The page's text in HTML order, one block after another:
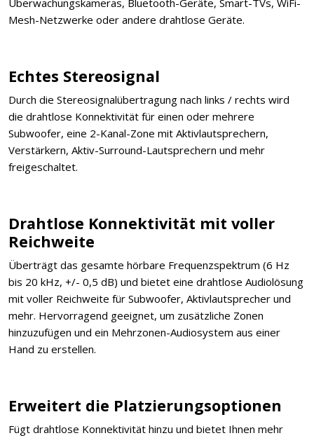
Überwachungskameras, Bluetooth-Geräte, Smart-TVs, WiFi-
Mesh-Netzwerke oder andere drahtlose Geräte.
Echtes Stereosignal
Durch die Stereosignalübertragung nach links / rechts wird
die drahtlose Konnektivität für einen oder mehrere
Subwoofer, eine 2-Kanal-Zone mit Aktivlautsprechern,
Verstärkern, Aktiv-Surround-Lautsprechern und mehr
freigeschaltet.
Drahtlose Konnektivität mit voller
Reichweite
Überträgt das gesamte hörbare Frequenzspektrum (6 Hz
bis 20 kHz, +/- 0,5 dB) und bietet eine drahtlose Audiolösung
mit voller Reichweite für Subwoofer, Aktivlautsprecher und
mehr. Hervorragend geeignet, um zusätzliche Zonen
hinzuzufügen und ein Mehrzonen-Audiosystem aus einer
Hand zu erstellen.
Erweitert die Platzierungsoptionen
Fügt drahtlose Konnektivität hinzu und bietet Ihnen mehr